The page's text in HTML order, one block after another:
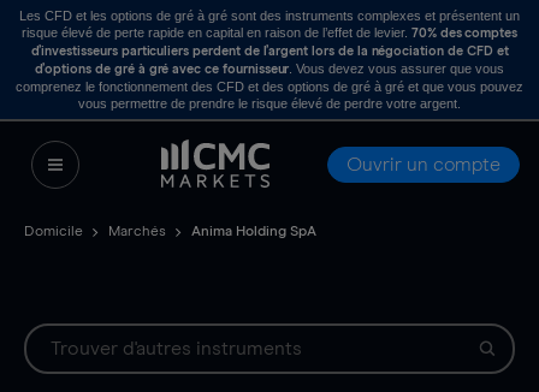
Les CFD et les options de gré à gré sont des instruments complexes et présentent un
risque élevé de perte rapide en capital en raison de l’effet de levier. 70% des comptes
d’investisseurs particuliers perdent de l’argent lors de la négociation de CFD et
d’options de gré à gré avec ce fournisseur . Vous devez vous assurer que vous
comprenez le fonctionnement des CFD et des options de gré à gré et que vous pouvez
vous permettre de prendre le risque élevé de perdre votre argent.
Ouvrir un compte
Domicile Marchés Anima Holding SpA